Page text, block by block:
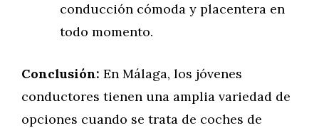
conducción cómoda y placentera en
todo momento.
Conclusión: En Málaga, los jóvenes
conductores tienen una amplia variedad de
opciones cuando se trata de coches de